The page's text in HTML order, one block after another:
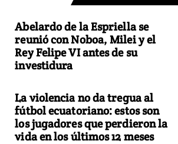
Abelardo de la Espriella se
reunió con Noboa, Milei y el
Rey Felipe VI antes de su
investidura
La violencia no da tregua al
fútbol ecuatoriano: estos son
los jugadores que perdieron la
vida en los últimos 12 meses